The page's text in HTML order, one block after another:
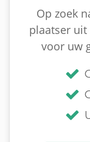
Op zoek
plaatser
voor uw